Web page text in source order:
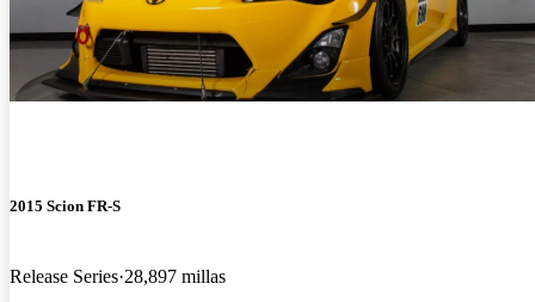
2015 Scion FR-S
Release Series 28,897 millas